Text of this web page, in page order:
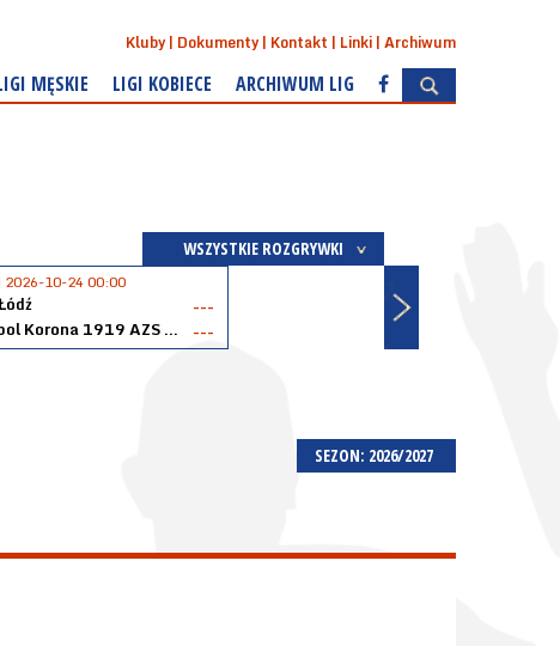
Kluby Dokumenty Kontakt Linki Archiwum
MĘSKIE LIGI KOBIECE ARCHIWUM LIG
WSZYSTKIE ROZGRYWKI
2026-10-24 00:00
---
Akopol Korona 1919 AZS PK Kraków
---
SEZON: 2026/2027